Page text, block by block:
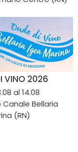
VINO 2026
al 14.08
Canale Bellaria
(RN)